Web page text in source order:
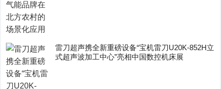
雷刀超声携全新重磅设备“宝机雷刀U20K-852H立
式超声波加工中心”亮相中国数控机床展